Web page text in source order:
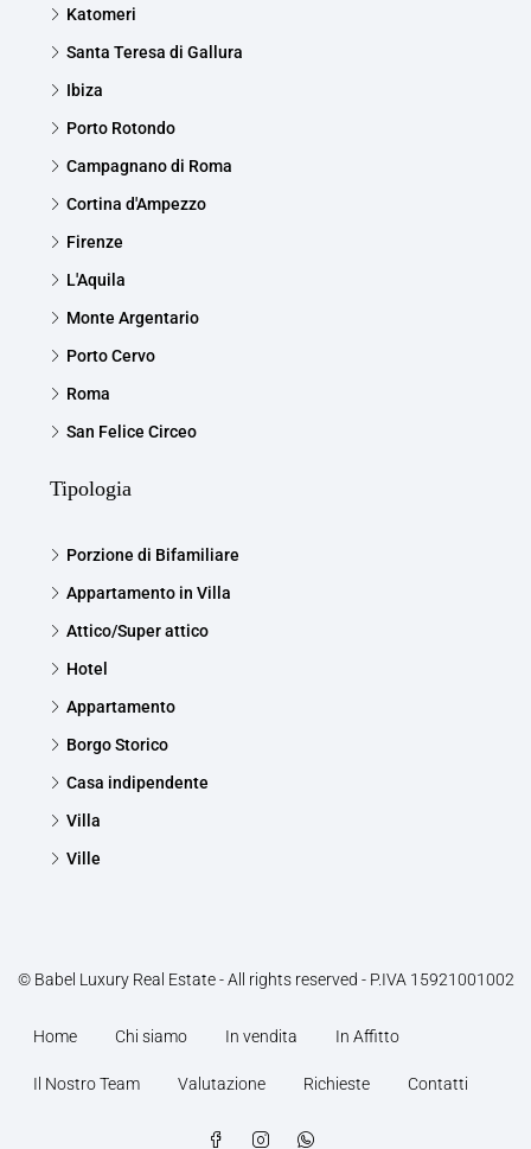
Katomeri
Santa Teresa di Gallura
Ibiza
Porto Rotondo
Campagnano di Roma
Cortina d'Ampezzo
Firenze
L'Aquila
Monte Argentario
Porto Cervo
Roma
San Felice Circeo
Tipologia
Porzione di Bifamiliare
Appartamento in Villa
Attico/Super attico
Hotel
Appartamento
Borgo Storico
Casa indipendente
Villa
Ville
© Babel Luxury Real Estate - All rights reserved - P.IVA 15921001002
Home Chi siamo In vendita In Affitto
Il Nostro Team Valutazione Richieste Contatti